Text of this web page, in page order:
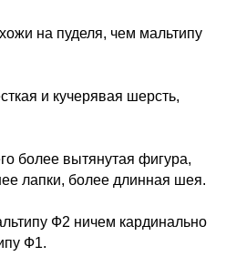
на пуделя, чем мальтипу
и кучерявая шерсть,
более вытянутая фигура,
лапки, более длинная шея.
Ф2 ничем кардинально
Ф1.